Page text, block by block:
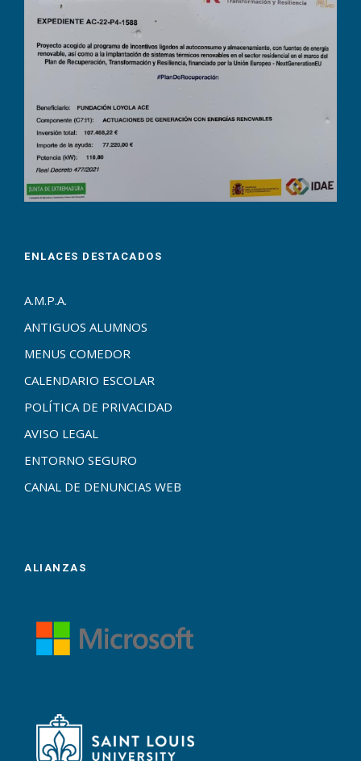
ENLACES DESTACADOS
A.M.P.A.
ANTIGUOS ALUMNOS
MENUS COMEDOR
CALENDARIO ESCOLAR
POLÍTICA DE PRIVACIDAD
AVISO LEGAL
ENTORNO SEGURO
CANAL DE DENUNCIAS WEB
ALIANZAS